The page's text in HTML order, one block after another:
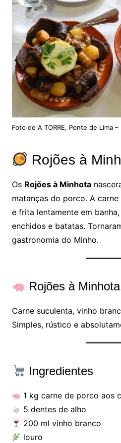
Foto de A TORRE, Ponte de Lima
Rojões à
Os Rojões à Minhota
matanças do porco. A
e frita lentamente em
enchidos e batatas.
gastronomia do Minho.
Rojões à Minhota
Carne suculenta, vinho
Simples, rústico e
Ingredientes
1 kg carne de porco aos
5 dentes de alho
200 ml vinho branco
louro